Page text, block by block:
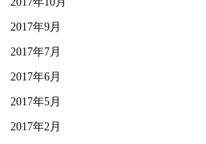
2017年9月
2017年7月
2017年6月
2017年5月
2017年2月